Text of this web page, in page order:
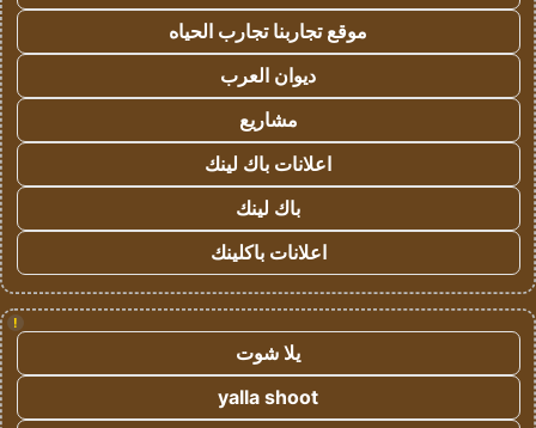
موقع تجاربنا تجارب الحياه
ديوان العرب
مشاريع
اعلانات باك لينك
باك لينك
اعلانات باكلينك
!
يلا شوت
yalla shoot